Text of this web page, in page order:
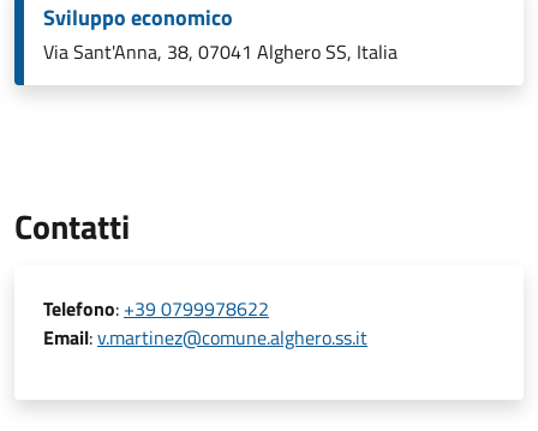
Sviluppo economico
Via Sant'Anna, 38, 07041 Alghero SS, Italia
Contatti
Telefono: +39 0799978622
Email:v.martinez@comune.alghero.ss.it